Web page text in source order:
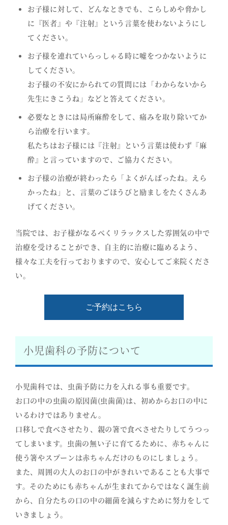
お子様に対して、どんなときでも、こらしめや脅かし
に『医者』や『注射』という言葉を使わないようにし
てください。
お子様を連れていらっしゃる時に嘘をつかないように
してください。
お子様の不安にかられての質問には「わからないから
先生にきこうね」などと答えてください。
必要なときには局所麻酔をして、痛みを取り除いてか
ら治療を行います。
私たちはお子様には『注射』という言葉は使わず『麻
酔』と言っていますので、ご協力ください。
お子様の治療が終わったら「よくがんばったね。えら
かったね」と、言葉のごほうびと励ましをたくさんあ
げてください。
当院では、お子様がなるべくリラックスした雰囲気の中で
治療を受けることができ、自主的に治療に臨めるよう、
様々な工夫を行っておりますので、安心してご来院くださ
い。
ご予約はこちら
小児歯科の予防について
小児歯科では、虫歯予防に力を入れる事も重要です。
お口の中の虫歯の原因菌(虫歯菌)は、初めからお口の中に
いるわけではありません。
口移しで食べさせたり、親の箸で食べさせたりしてうつっ
てしまいます。虫歯の無い子に育てるために、赤ちゃんに
使う箸やスプーンは赤ちゃんだけのものにしましょう。
また、周囲の大人のお口の中がきれいであることも大事で
す。そのためにも赤ちゃんが生まれてからではなく誕生前
から、自分たちの口の中の細菌を減らすために努力をして
いきましょう。